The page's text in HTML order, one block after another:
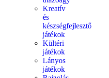
Kreatív
és
készségfejlesztő
játékok
Kültéri
játékok
Lányos
játékok